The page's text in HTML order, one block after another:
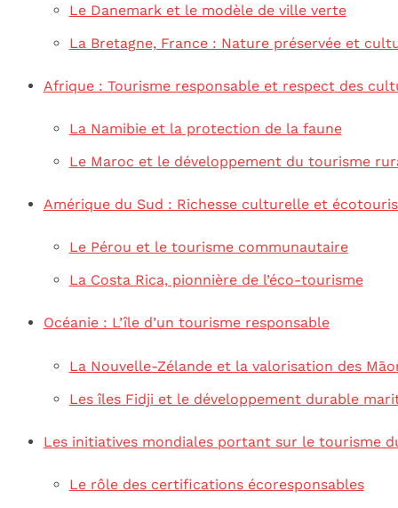
Le Danemark et le modèle de ville verte
La Bretagne, France : Nature préservée et
Afrique : Tourisme responsable et respect des
La Namibie et la protection de la faune
Le Maroc et le développement du tourisme
Amérique du Sud : Richesse culturelle et
Le Pérou et le tourisme communautaire
La Costa Rica, pionnière de l’éco-tourisme
Océanie : L’île d’un tourisme responsable
La Nouvelle-Zélande et la valorisation des
Les îles Fidji et le développement durable
Les initiatives mondiales portant sur le tourisme
Le rôle des certifications écoresponsables